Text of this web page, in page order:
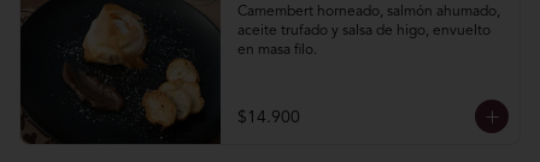
Camembert horneado, salmón ahumado,
aceite trufado y salsa de higo, envuelto
en masa filo.
$14.900